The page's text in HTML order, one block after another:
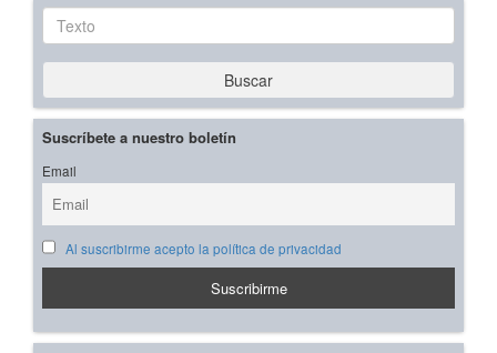
Texto
Buscar
Suscríbete a nuestro boletín
Email
Al suscribirme acepto la política de privacidad